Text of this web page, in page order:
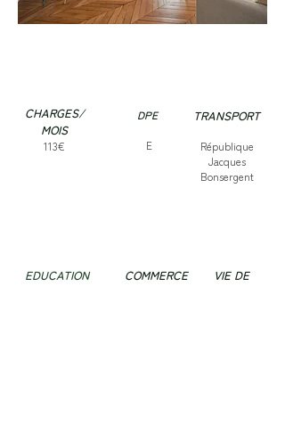
CHARGES/
MOIS
113€
DPE
E
TRANSPORT
République
Jacques
Bonsergent
EDUCATION COMMERCE
VIE DE